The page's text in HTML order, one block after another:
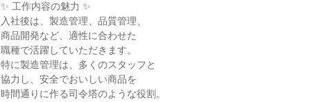
✨ 工作内容の魅力 ✨
入社後は、製造管理、品質管理、
商品開発など、適性に合わせた
職種で活躍していただきます。
特に製造管理は、多くのスタッフと
協力し、安全でおいしい商品を
時間通りに作る司令塔のような役割。